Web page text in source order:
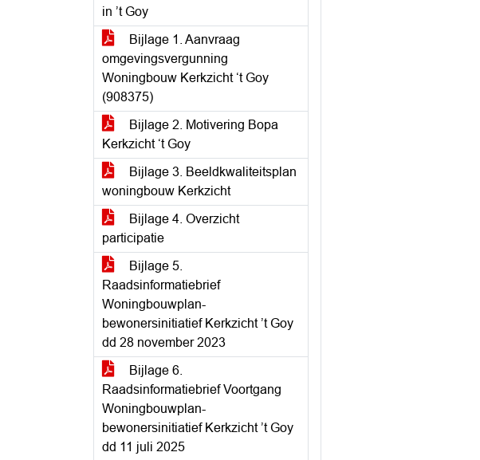
in ’t Goy
Bijlage 1. Aanvraag
omgevingsvergunning
Woningbouw Kerkzicht ‘t Goy
(908375)
Bijlage 2. Motivering Bopa
Kerkzicht ‘t Goy
Bijlage 3. Beeldkwaliteitsplan
woningbouw Kerkzicht
Bijlage 4. Overzicht
participatie
Bijlage 5.
Raadsinformatiebrief
Woningbouwplan-
bewonersinitiatief Kerkzicht ’t Goy
dd 28 november 2023
Bijlage 6.
Raadsinformatiebrief Voortgang
Woningbouwplan-
bewonersinitiatief Kerkzicht ’t Goy
dd 11 juli 2025